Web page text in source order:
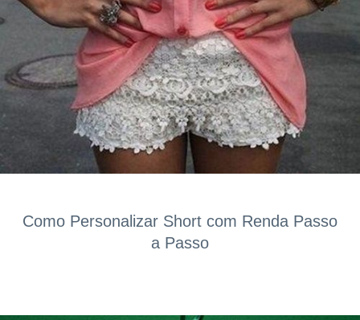
Como Personalizar Short com Renda Passo
a Passo